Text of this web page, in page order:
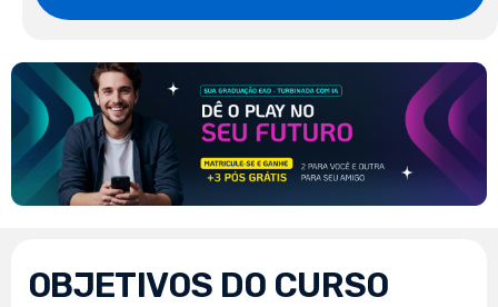
OBJETIVOS DO CURSO